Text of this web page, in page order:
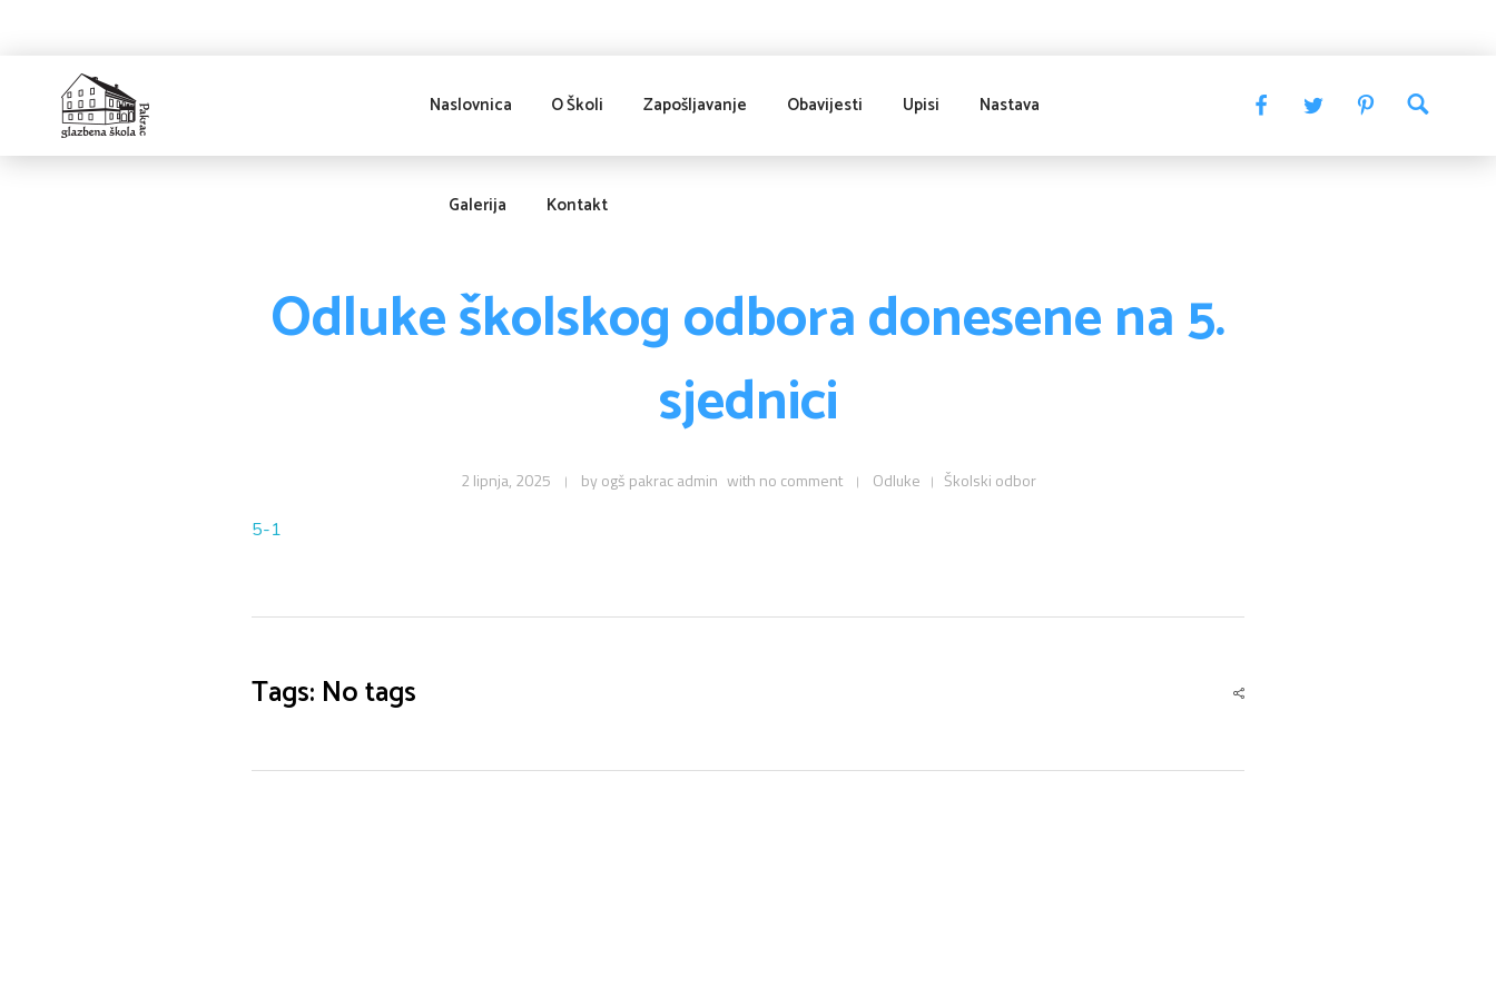
Naslovnica O Školi Zapošljavanje Obavijesti Upisi Nastava
Galerija Kontakt
Odluke školskog odbora donesene na 5.
sjednici
2 lipnja, 2025 by ogš pakrac admin with no comment Odluke Školski odbor
5-1
Tags: No tags